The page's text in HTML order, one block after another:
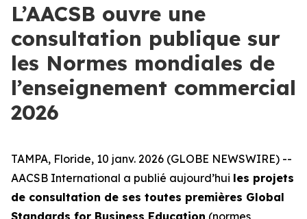
L’AACSB ouvre une
consultation publique sur
les Normes mondiales de
l’enseignement commercial
2026
TAMPA, Floride, 10 janv. 2026 (GLOBE NEWSWIRE) --
AACSB International a publié aujourd’hui les projets
de consultation de ses toutes premières Global
Standards for Business Education (normes